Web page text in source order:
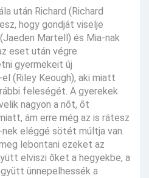
után Richard (Richard
hogy gondját viselje
Martell) és Mia-nak
eset után végre
gyermekeit új
(Riley Keough), aki miatt
feleségét. A gyerekek
nagyon a nőt, őt
ám erre még az is rátesz
eléggé sötét múltja van.
lebontani ezeket az
elviszi őket a hegyekbe, a
ünnepelhessék a